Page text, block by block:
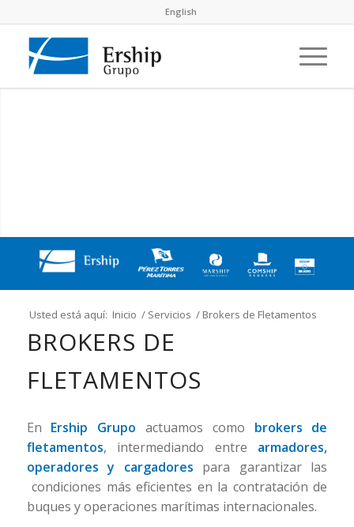
English
Usted está aquí: Inicio / Servicios / Brokers de Fletamentos
BROKERS DE
FLETAMENTOS
En Ership Grupo actuamos como brokers de
fletamentos, intermediando entre armadores,
operadores y cargadores para garantizar las
condiciones más eficientes en la contratación de
buques y operaciones marítimas internacionales.